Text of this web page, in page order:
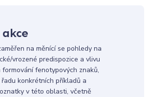
na měnící se pohledy na
vrozené predispozice a vlivu
fenotypových znaků,
konkrétních příkladů a
v této oblasti, včetně